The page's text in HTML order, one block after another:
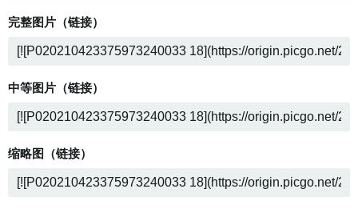
完整图片（链接）
中等图片（链接）
缩略图（链接）